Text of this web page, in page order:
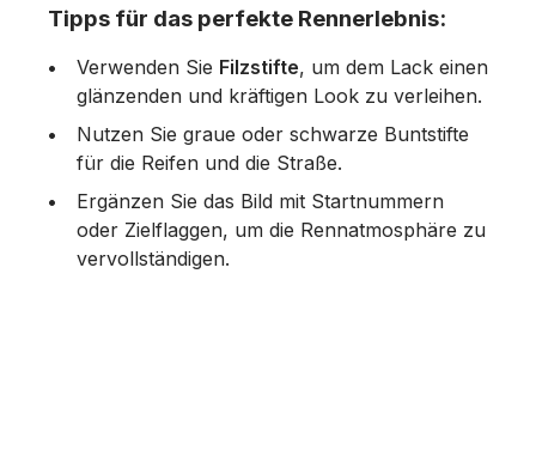
Tipps für das perfekte Rennerlebnis:
Verwenden Sie Filzstifte, um dem Lack einen
glänzenden und kräftigen Look zu verleihen.
Nutzen Sie graue oder schwarze Buntstifte
für die Reifen und die Straße.
Ergänzen Sie das Bild mit Startnummern
oder Zielflaggen, um die Rennatmosphäre zu
vervollständigen.